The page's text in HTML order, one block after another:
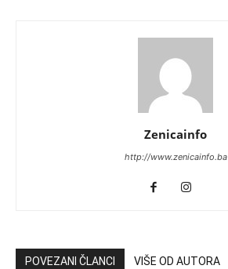
Zenicainfo
http://www.zenicainfo.ba
POVEZANI ČLANCI VIŠE OD AUTORA